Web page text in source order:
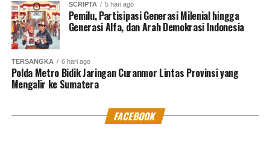
SCRIPTA 5 hari ago
Pemilu, Partisipasi Generasi Milenial hingga
Generasi Alfa, dan Arah Demokrasi Indonesia
TERSANGKA 6 hari ago
Polda Metro Bidik Jaringan Curanmor Lintas Provinsi yang
Mengalir ke Sumatera
FACEBOOK